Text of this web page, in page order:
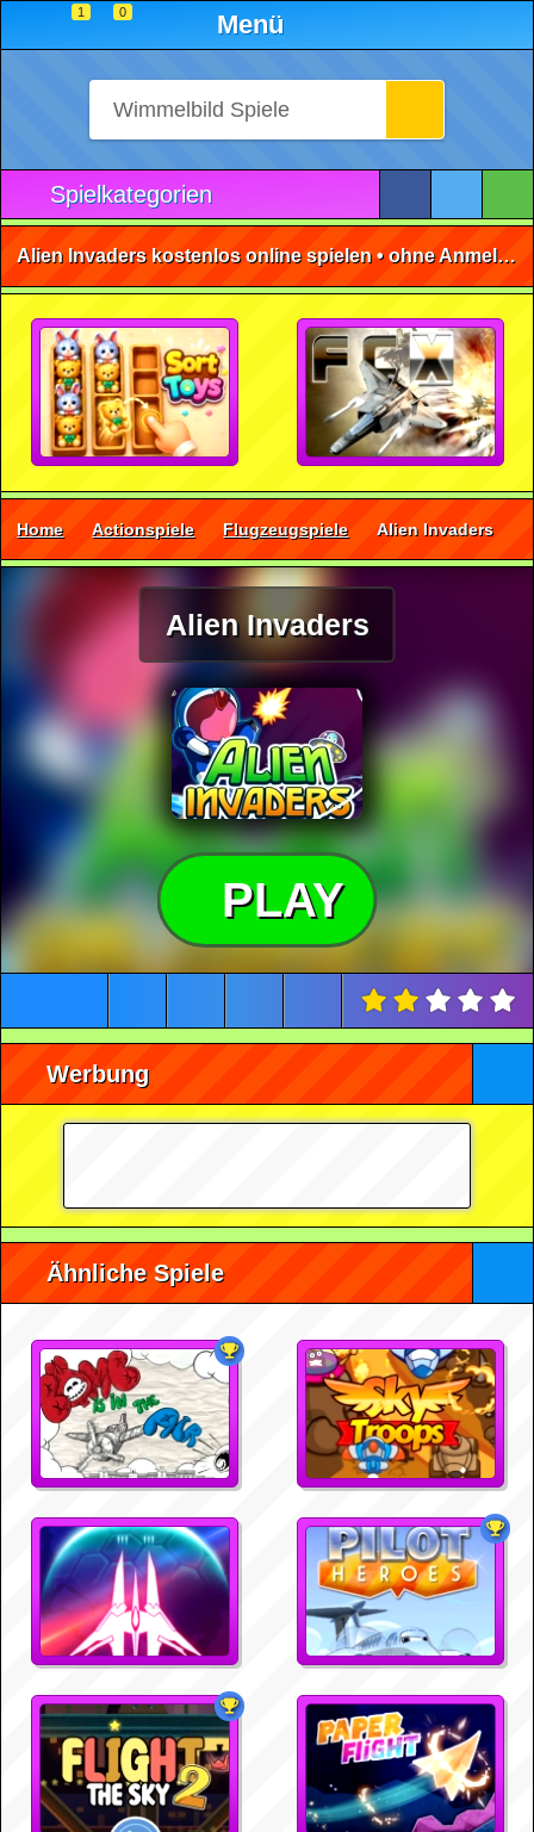
1 0 Menü
Spielkategorien
Alien Invaders kostenlos online spielen • ohne Anmeldung 🕹️
Home Actionspiele Flugzeugspiele Alien Invaders
Alien Invaders
PLAY
Werbung
Ähnliche Spiele